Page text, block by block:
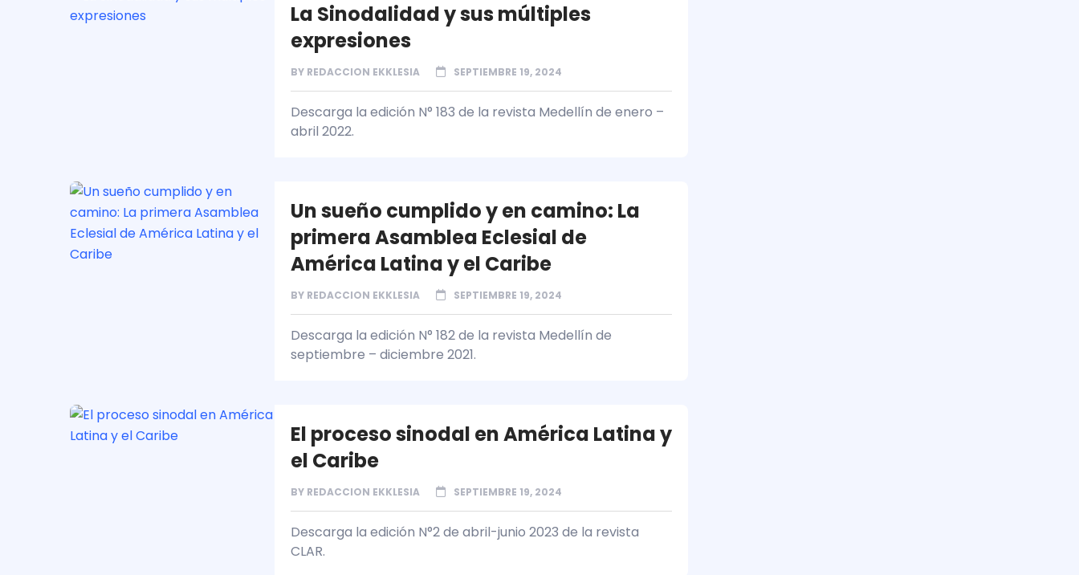
La Sinodalidad y sus múltiples
expresiones
BY REDACCION EKKLESIA SEPTIEMBRE 19, 2024
Descarga la edición N° 183 de la revista Medellín de enero –
abril 2022.
Un sueño cumplido y en camino: La
primera Asamblea Eclesial de
América Latina y el Caribe
BY REDACCION EKKLESIA SEPTIEMBRE 19, 2024
Descarga la edición N° 182 de la revista Medellín de
septiembre – diciembre 2021.
El proceso sinodal en América Latina y
el Caribe
BY REDACCION EKKLESIA SEPTIEMBRE 19, 2024
Descarga la edición N°2 de abril-junio 2023 de la revista
CLAR.